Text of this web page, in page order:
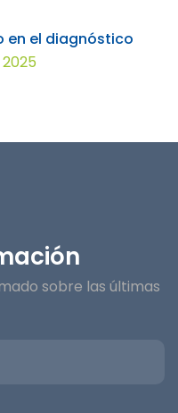
en el diagnóstico
sobre las últimas